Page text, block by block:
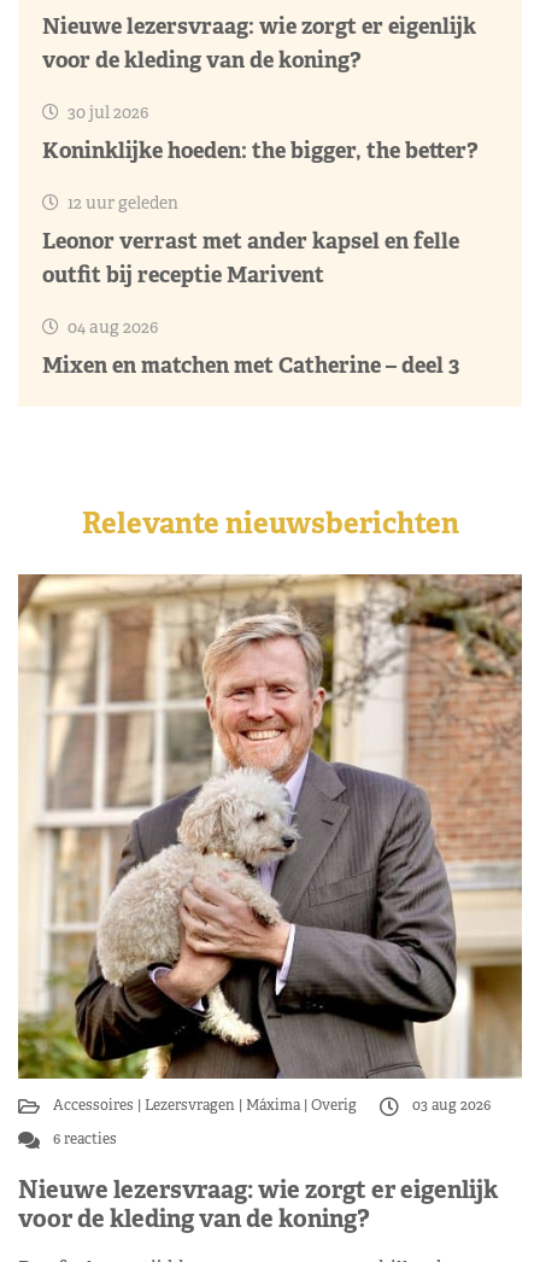
Nieuwe lezersvraag: wie zorgt er eigenlijk
voor de kleding van de koning?
30 jul 2026
Koninklijke hoeden: the bigger, the better?
12 uur geleden
Leonor verrast met ander kapsel en felle
outfit bij receptie Marivent
04 aug 2026
Mixen en matchen met Catherine – deel 3
Relevante nieuwsberichten
Accessoires Lezersvragen Máxima Overig
03 aug 2026
6 reacties
Nieuwe lezersvraag: wie zorgt er eigenlijk
voor de kleding van de koning?